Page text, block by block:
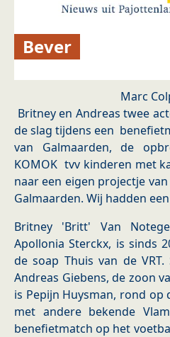
Bever
Marc
Britney en Andreas twee
de slag tijdens een
van Galmaarden, de
KOMOK tvv kinderen met
naar een eigen projectje
Galmaarden. Wij hadden
Britney 'Britt' Van
Apollonia Sterckx, is sinds
de soap Thuis van de
Andreas Giebens, de zoon
is Pepijn Huysman, rond op
met andere bekende
benefietmatch op het